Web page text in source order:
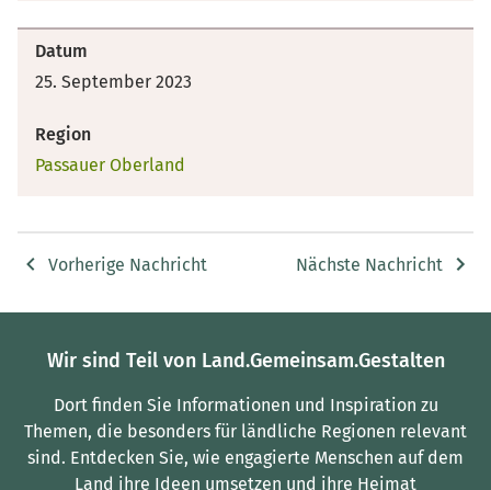
Datum
25. September 2023
Region
Passauer Oberland
Vorherige Nachricht Nächste Nachricht
Wir sind Teil von Land.Gemeinsam.Gestalten
Dort finden Sie Informationen und Inspiration zu
Themen, die besonders für ländliche Regionen relevant
sind. Entdecken Sie, wie engagierte Menschen auf dem
Land ihre Ideen umsetzen und ihre Heimat